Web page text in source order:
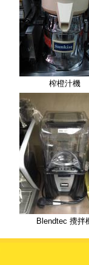
榨橙汁機
Blendtec 攪拌